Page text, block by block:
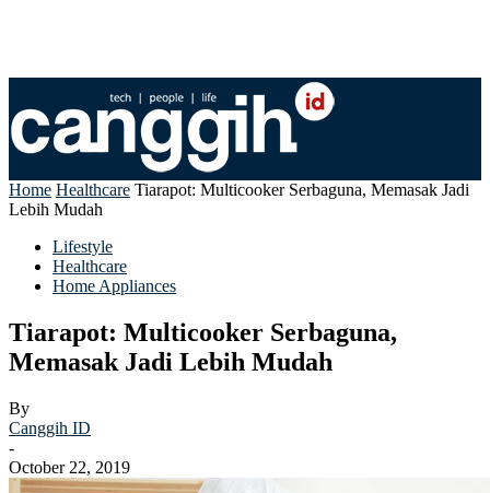
Home Healthcare Tiarapot: Multicooker Serbaguna, Memasak Jadi
Lebih Mudah
Lifestyle
Healthcare
Home Appliances
Tiarapot: Multicooker Serbaguna,
Memasak Jadi Lebih Mudah
By
Canggih ID
-
October 22, 2019